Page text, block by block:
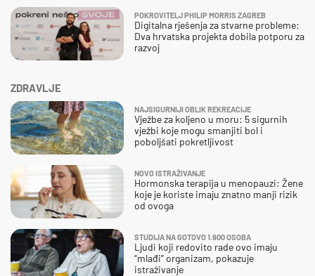
ZDRAVLJE
NAJSIGURNIJI OBLIK REKREACIJE
Vježbe za koljeno u moru: 5 sigurnih
vježbi koje mogu smanjiti bol i
poboljšati pokretljivost
NOVO ISTRAŽIVANJE
Hormonska terapija u menopauzi: Žene
koje je koriste imaju znatno manji rizik
od ovoga
STUDIJA NA GOTOVO 1.900 OSOBA
Ljudi koji redovito rade ovo imaju
“mlađi” organizam, pokazuje
istraživanje
POKROVITELJ PHILIP MORRIS ZAGREB
Digitalna rješenja za stvarne probleme:
Dva hrvatska projekta dobila potporu za
razvoj